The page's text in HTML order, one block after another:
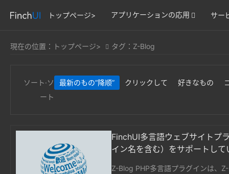
トップページ> アプリケーションの応用 サー
現在の位置： トップページ> タグ：Z-Blog
ソート·ソ
ート
最新のもの“降顺” クリックして 好きなもの
FinchUI多言語ウェブサイトプ
イン名を含む）をサポートして
Z-Blog PHP多言語プラグインは、